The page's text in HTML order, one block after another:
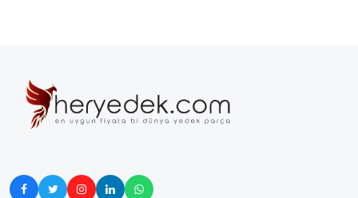
    